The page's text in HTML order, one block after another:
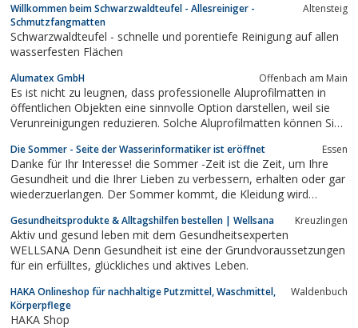
Willkommen beim Schwarzwaldteufel - Allesreiniger -
Schmutzfangmatten
Altensteig
Schwarzwaldteufel - schnelle und porentiefe Reinigung auf allen
wasserfesten Flächen
Alumatex GmbH Offenbach am Main
Es ist nicht zu leugnen, dass professionelle Aluprofilmatten in
öffentlichen Objekten eine sinnvolle Option darstellen, weil sie
Verunreinigungen reduzieren. Solche Aluprofilmatten können Sie
den siebziger Jahren gegründet. In ihrem Angebot lassen sich
hochwertige...
Die Sommer - Seite der Wasserinformatiker ist eröffnet Essen
Danke für Ihr Interesse! die Sommer -Zeit ist die Zeit, um Ihre
Gesundheit und die Ihrer Lieben zu verbessern, erhalten oder gar
wiederzuerlangen. Der Sommer kommt, die Kleidung wird
durch reines, klares Wasser! Bis zum Sommer haben Sie noch ein
wenig Zeit.
Gesundheitsprodukte & Alltagshilfen bestellen | Wellsana Kreuzlingen
Aktiv und gesund leben mit dem Gesundheitsexperten
WELLSANA Denn Gesundheit ist eine der Grundvoraussetzungen
für ein erfülltes, glückliches und aktives Leben.
HAKA Onlineshop für nachhaltige Putzmittel, Waschmittel,
Körperpflege
Waldenbuch
HAKA Shop